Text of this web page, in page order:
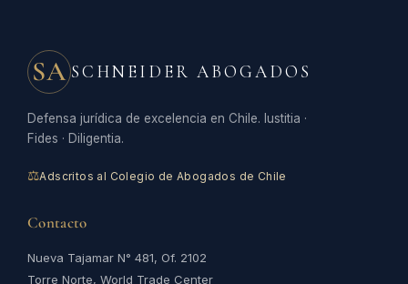
SA SCHNEIDER ABOGADOS
Defensa jurídica de excelencia en Chile. Iustitia ·
Fides · Diligentia.
⚖Adscritos al Colegio de Abogados de Chile
Contacto
Nueva Tajamar N° 481, Of. 2102
Torre Norte, World Trade Center